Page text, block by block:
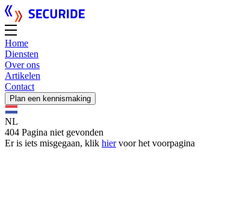
Home
Diensten
Over ons
Artikelen
Contact
Plan een kennismaking
NL
404 Pagina niet gevonden
Er is iets misgegaan, klik hiervoor het voorpagina